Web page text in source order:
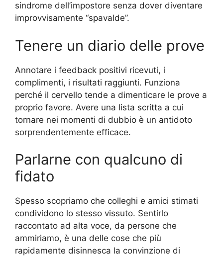
sindrome dell’impostore senza dover diventare
improvvisamente “spavalde”.
Tenere un diario delle prove
Annotare i feedback positivi ricevuti, i
complimenti, i risultati raggiunti. Funziona
perché il cervello tende a dimenticare le prove a
proprio favore. Avere una lista scritta a cui
tornare nei momenti di dubbio è un antidoto
sorprendentemente efficace.
Parlarne con qualcuno di
fidato
Spesso scopriamo che colleghi e amici stimati
condividono lo stesso vissuto. Sentirlo
raccontato ad alta voce, da persone che
ammiriamo, è una delle cose che più
rapidamente disinnesca la convinzione di